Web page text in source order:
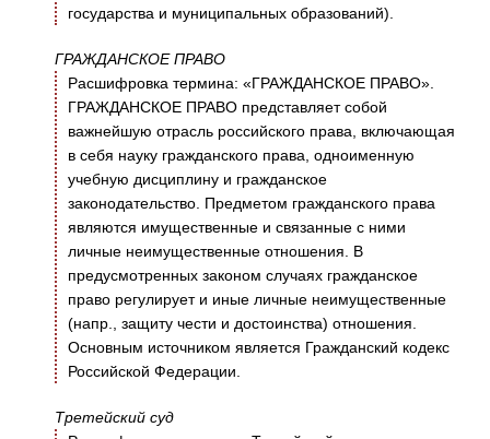
государства и муниципальных образований).
ГРАЖДАНСКОЕ ПРАВО
Расшифровка термина: «ГРАЖДАНСКОЕ ПРАВО».
ГРАЖДАНСКОЕ ПРАВО представляет собой
важнейшую отрасль российского права, включающая
в себя науку гражданского права, одноименную
учебную дисциплину и гражданское
законодательство. Предметом гражданского права
являются имущественные и связанные с ними
личные неимущественные отношения. В
предусмотренных законом случаях гражданское
право регулирует и иные личные неимущественные
(напр., защиту чести и достоинства) отношения.
Основным источником является Гражданский кодекс
Российской Федерации.
Третейский суд